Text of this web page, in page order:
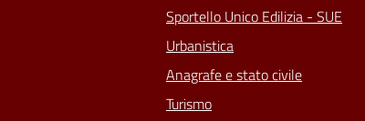
Sportello Unico Edilizia - SUE
Urbanistica
Anagrafe e stato civile
Turismo